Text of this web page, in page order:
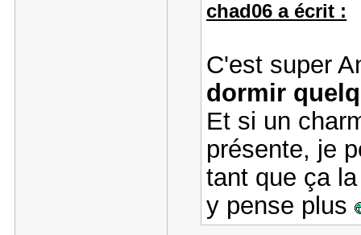
chad06 a écrit :
C'est super
dormir
Et si un
présente, je
tant que ça
y pense plus